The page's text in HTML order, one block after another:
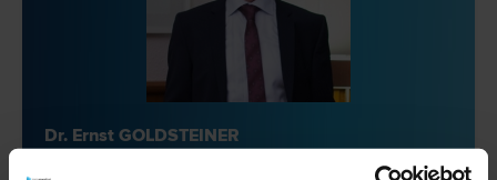
Dr. Ernst GOLDSTEINER